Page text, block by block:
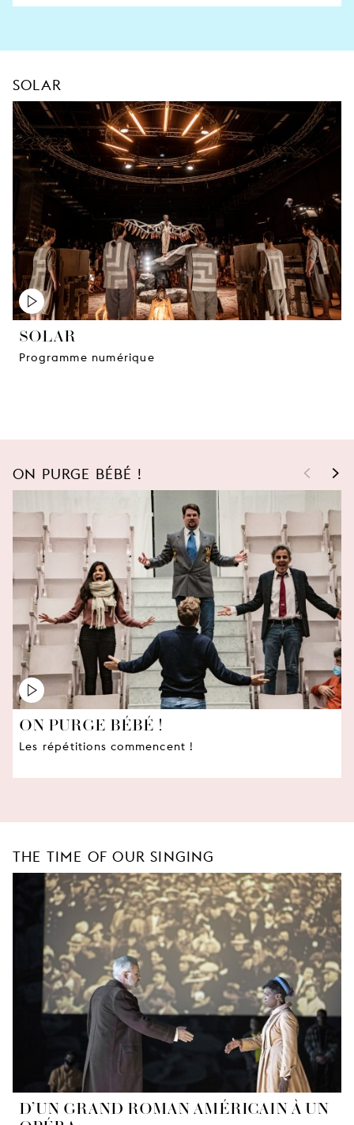
SOLAR
SOLAR
Programme numérique
ON PURGE BÉBÉ ! < >
ON PURGE BÉBÉ !
Les répétitions commencent !
THE TIME OF OUR SINGING
D’UN GRAND ROMAN AMÉRICAIN À UN